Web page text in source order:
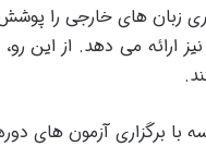
زبان های خارجی را
ارائه می دهد. از این رو،
برگزاری آزمون های